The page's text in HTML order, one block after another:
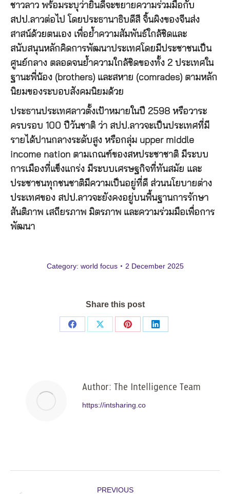
ชาวลาว พร้อมระบุว่ายินดีจะขยายความร่วมมือกับ
สปป.ลาวต่อไป โดยประธานาธิบดีสี จิ้นผิงของจีนส่ง
สาสน์ด้วยตนเอง เพื่อย้ำความสัมพันธ์ใกล้ชิดและ
สนับสนุนหลักคิดการพัฒนาประเทศโดยมีประชาชนเป็น
ศูนย์กลาง ตลอดจนย้ำความใกล้ชิดของทั้ง 2 ประเทศใน
ฐานะพี่น้อง (brothers) และสหาย (comrades) ตามหลัก
นิยมของระบอบสังคมนิยมด้วย
ประธานประเทศลาวตั้งเป้าหมายในปี 2598 หรือวาระ
ครบรอบ 100 ปีวันชาติ ว่า สปป.ลาวจะเป็นประเทศที่มี
รายได้ปานกลางระดับสูง หรือกลุ่ม upper middle
income nation ตามเกณฑ์ของสหประชาชาติ มีระบบ
การเมืองที่แข็งแกร่ง มีระบบเศรษฐกิจที่ทันสมัย และ
ประชาชนทุกชนชาติมีความเป็นอยู่ที่ดี ส่วนนโยบายต่าง
ประเทศของ สปป.ลาวจะยังคงอยู่บนพื้นฐานการรักษา
สันติภาพ เสถียรภาพ มิตรภาพ และความร่วมมือเพื่อการ
พัฒนา
Category: world focus 2 December 2025
Share this post
Share
Share
Share
Share
Author: The Intelligence Team
https://intsharing.co
PREVIOUS